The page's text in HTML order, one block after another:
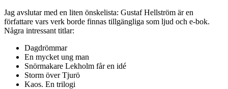
Jag avslutar med en liten önskelista: Gustaf Hellström är en
författare vars verk borde finnas tillgängliga som ljud och e-bok.
Några intressant titlar:
Dagdrömmar
En mycket ung man
Snörmakare Lekholm får en idé
Storm över Tjurö
Kaos. En trilogi